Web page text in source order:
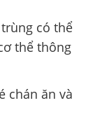
có thể
thể thông
chán ăn và